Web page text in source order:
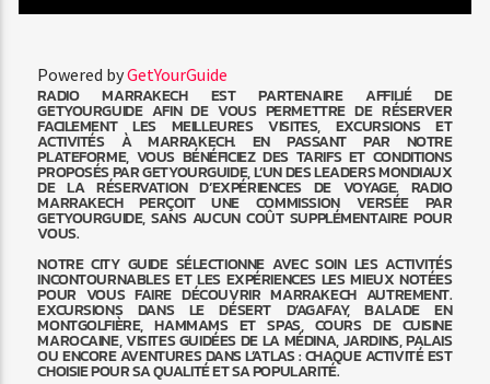
Powered byGetYourGuide
RADIO MARRAKECH EST PARTENAIRE AFFILIÉ DE
GETYOURGUIDE AFIN DE VOUS PERMETTRE DE RÉSERVER
FACILEMENT LES MEILLEURES VISITES, EXCURSIONS ET
ACTIVITÉS À MARRAKECH. EN PASSANT PAR NOTRE
PLATEFORME, VOUS BÉNÉFICIEZ DES TARIFS ET CONDITIONS
PROPOSÉS PAR GETYOURGUIDE, L’UN DES LEADERS MONDIAUX
DE LA RÉSERVATION D’EXPÉRIENCES DE VOYAGE. RADIO
MARRAKECH PERÇOIT UNE COMMISSION VERSÉE PAR
GETYOURGUIDE, SANS AUCUN COÛT SUPPLÉMENTAIRE POUR
VOUS.
NOTRE CITY GUIDE SÉLECTIONNE AVEC SOIN LES ACTIVITÉS
INCONTOURNABLES ET LES EXPÉRIENCES LES MIEUX NOTÉES
POUR VOUS FAIRE DÉCOUVRIR MARRAKECH AUTREMENT.
EXCURSIONS DANS LE DÉSERT D’AGAFAY, BALADE EN
MONTGOLFIÈRE, HAMMAMS ET SPAS, COURS DE CUISINE
MAROCAINE, VISITES GUIDÉES DE LA MÉDINA, JARDINS, PALAIS
OU ENCORE AVENTURES DANS L’ATLAS : CHAQUE ACTIVITÉ EST
CHOISIE POUR SA QUALITÉ ET SA POPULARITÉ.